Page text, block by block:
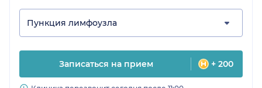
Пункция лимфоузла
Записаться на прием + 200